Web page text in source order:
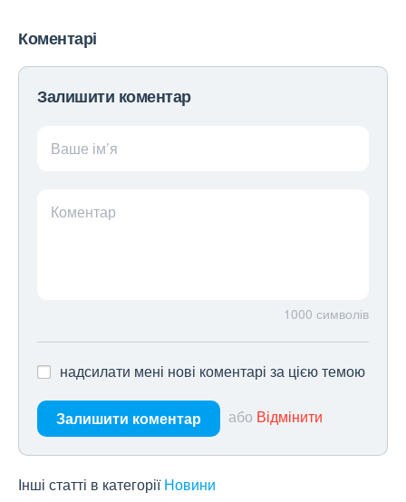
Коментарі
Залишити коментар
Ваше ім’я
Коментар
1000 символів
надсилати мені нові коментарі за цією темою
Залишити коментар або Відмінити
Інші статті в категорії Новини